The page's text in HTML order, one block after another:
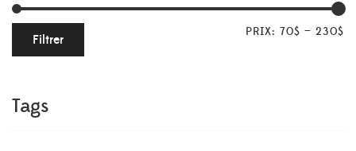
Filtrer PRIX: 70$ — 230$
Tags